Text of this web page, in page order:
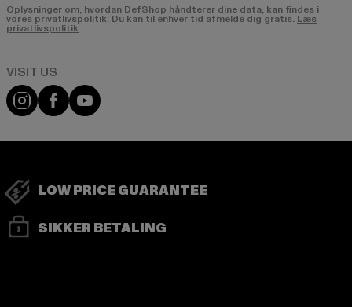
Oplysninger om, hvordan DefShop håndterer dine data, kan findes i
vores privatlivspolitik. Du kan til enhver tid afmelde dig gratis. Læs
privatlivspolitik
Visit our Instagram page:
Visit our Facebook page:
Visit our YouTube channel:
LOW PRICE GUARANTEE
SIKKER BETALING